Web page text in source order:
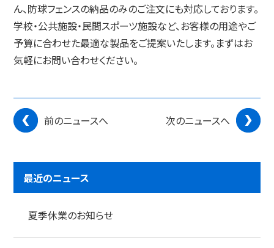
ん、防球フェンスの納品のみのご注文にも対応しております。
学校・公共施設・民間スポーツ施設など、お客様の用途やご
予算に合わせた最適な製品をご提案いたします。まずはお
気軽にお問い合わせください。
前のニュースへ 次のニュースへ
最近のニュース
夏季休業のお知らせ